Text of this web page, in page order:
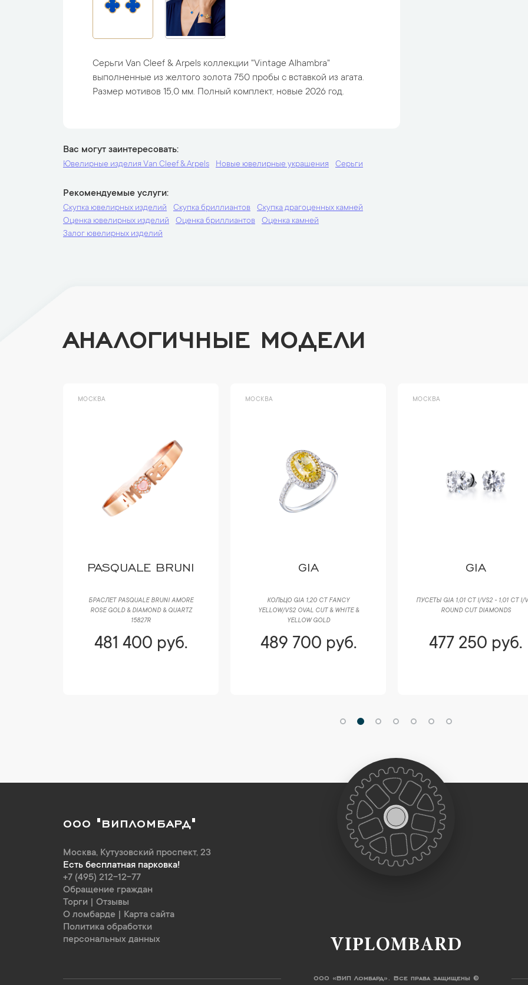
Серьги Van Cleef & Arpels коллекции "Vintage Alhambra"
выполненные из желтого золота 750 пробы с вставкой из агата.
Размер мотивов 15,0 мм. Полный комплект, новые 2026 год.
Вас могут заинтересовать
Ювелирные изделия Van Cleef & Arpels Новые ювелирные украшения Серьги
Рекомендуемые услуги
Скупка ювелирных изделий Скупка бриллиантов
Скупка драгоценных камней
Оценка ювелирных изделий
Оценка бриллиантов
Оценка камней
Залог ювелирных изделий
АНАЛОГИЧНЫЕ МОДЕЛИ
МОСКВА
PASQUALE BRUNI
БРАСЛЕТ PASQUALE BRUNI AMORE
ROSE GOLD & DIAMOND & QUARTZ
15827R
481 400 руб.
МОСКВА
GIA
КОЛЬЦО GIA 1,20 CT FANCY
YELLOW/VS2 OVAL CUT & WHITE &
YELLOW GOLD
489 700 руб.
МОСКВА
GIA
ПУСЕТЫ GIA 1,01 CT I/VS2 - 1,01 CT I/
ROUND CUT DIAMONDS
477 250 руб.
ООО "ВИПЛОМБАРД"
Москва, Кутузовский проспект, 23
Есть бесплатная парковка!
+7 (495) 212-12-77
Обращение граждан
Торги
Отзывы
О ломбарде
Карта сайта
Политика обработки
персональных данных
VIPLOMBARD
ООО «ВИП Ломбард». Все права защищены ©